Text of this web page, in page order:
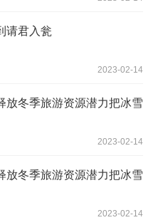
请君入瓮
2023-02-14
放冬季旅游资源潜力把冰雪
2023-02-14
放冬季旅游资源潜力把冰雪
2023-02-14